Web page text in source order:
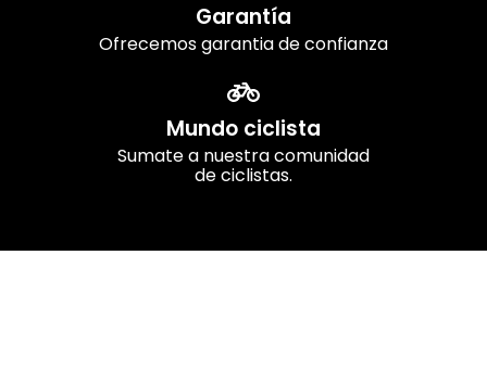
Garantía
Ofrecemos garantia de confianza
Mundo ciclista
Sumate a nuestra comunidad
de ciclistas.